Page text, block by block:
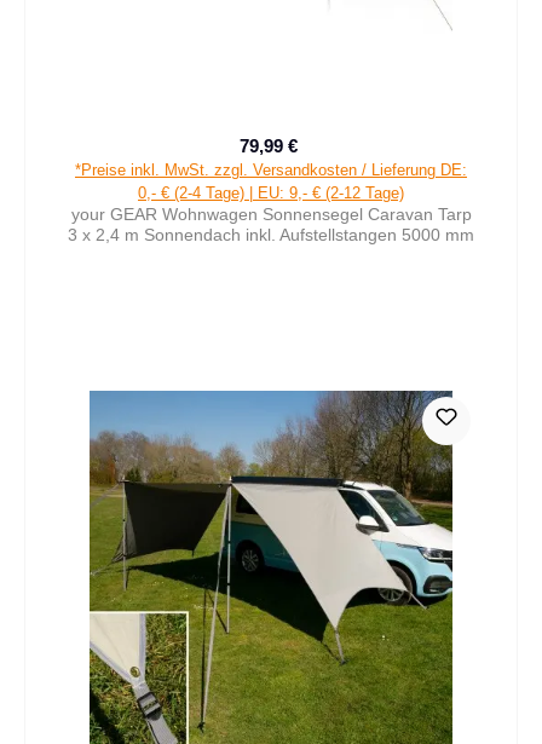
Verkaufspreis:
79,99 €
*Preise inkl. MwSt. zzgl. Versandkosten / Lieferung DE:
0,- € (2-4 Tage) | EU: 9,- € (2-12 Tage)
your GEAR Wohnwagen Sonnensegel Caravan Tarp
3 x 2,4 m Sonnendach inkl. Aufstellstangen 5000 mm